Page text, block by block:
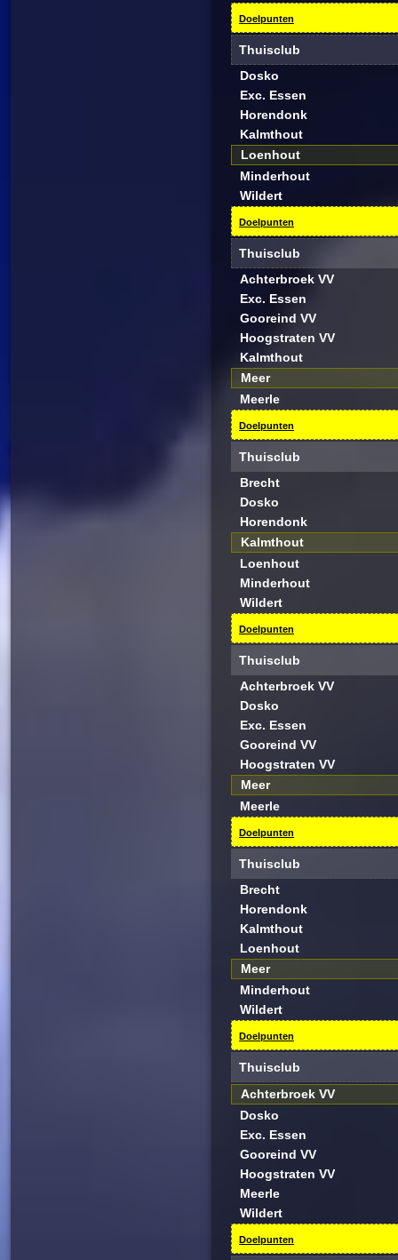
Doelpunten
Thuisclub
Dosko
Exc. Essen
Horendonk
Kalmthout
Loenhout
Minderhout
Wildert
Doelpunten
Thuisclub
Achterbroek VV
Exc. Essen
Gooreind VV
Hoogstraten VV
Kalmthout
Meer
Meerle
Doelpunten
Thuisclub
Brecht
Dosko
Horendonk
Kalmthout
Loenhout
Minderhout
Wildert
Doelpunten
Thuisclub
Achterbroek VV
Dosko
Exc. Essen
Gooreind VV
Hoogstraten VV
Meer
Meerle
Doelpunten
Thuisclub
Brecht
Horendonk
Kalmthout
Loenhout
Meer
Minderhout
Wildert
Doelpunten
Thuisclub
Achterbroek VV
Dosko
Exc. Essen
Gooreind VV
Hoogstraten VV
Meerle
Wildert
Doelpunten